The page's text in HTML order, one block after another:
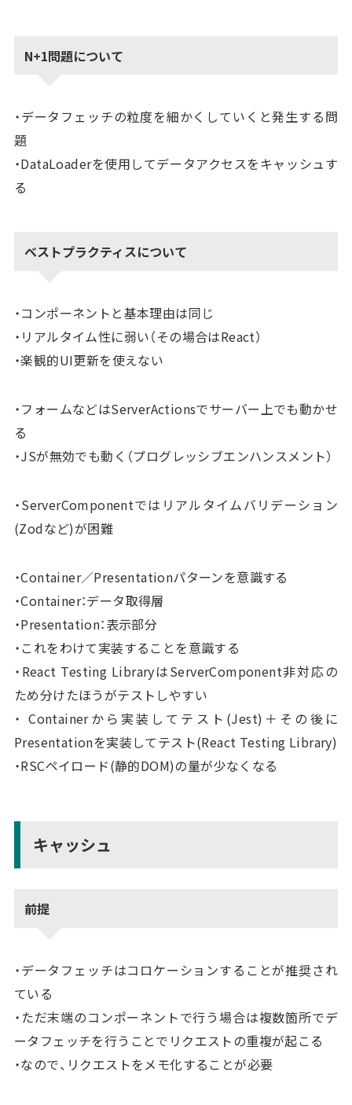
N+1問題について
・データフェッチの粒度を細かくしていくと発生する問
題
・DataLoaderを使用してデータアクセスをキャッシュす
る
ベストプラクティスについて
・コンポーネントと基本理由は同じ
・リアルタイム性に弱い（その場合はReact）
・楽観的UI更新を使えない
・フォームなどはServerActionsでサーバー上でも動かせ
る
・JSが無効でも動く（プログレッシブエンハンスメント）
・ServerComponentではリアルタイムバリデーション
(Zodなど)が困難
・Container／Presentationパターンを意識する
・Container：データ取得層
・Presentation：表示部分
・これをわけて実装することを意識する
・React Testing LibraryはServerComponent非対応の
ため分けたほうがテストしやすい
・ Containerから実装してテスト(Jest)＋その後に
Presentationを実装してテスト(React Testing Library)
・RSCペイロード(静的DOM)の量が少なくなる
キャッシュ
前提
・データフェッチはコロケーションすることが推奨され
ている
・ただ末端のコンポーネントで行う場合は複数箇所でデ
ータフェッチを行うことでリクエストの重複が起こる
・なので、リクエストをメモ化することが必要